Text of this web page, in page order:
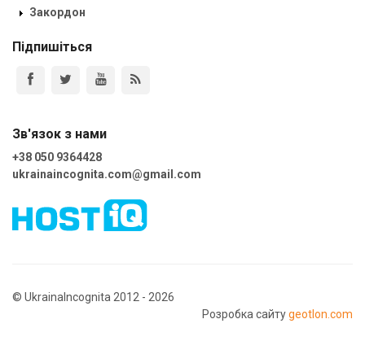
Закордон
Підпишіться
Зв'язок з нами
+38 050 9364428
ukrainaincognita.com@gmail.com
© UkrainaIncognita 2012 - 2026
Розробка сайтуgeotlon.com